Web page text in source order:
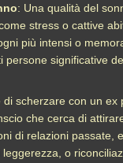
: Una qualità del
stress o cattive
più intensi o
persone significative
scherzare con un ex
che cerca di
di relazioni passate,
o